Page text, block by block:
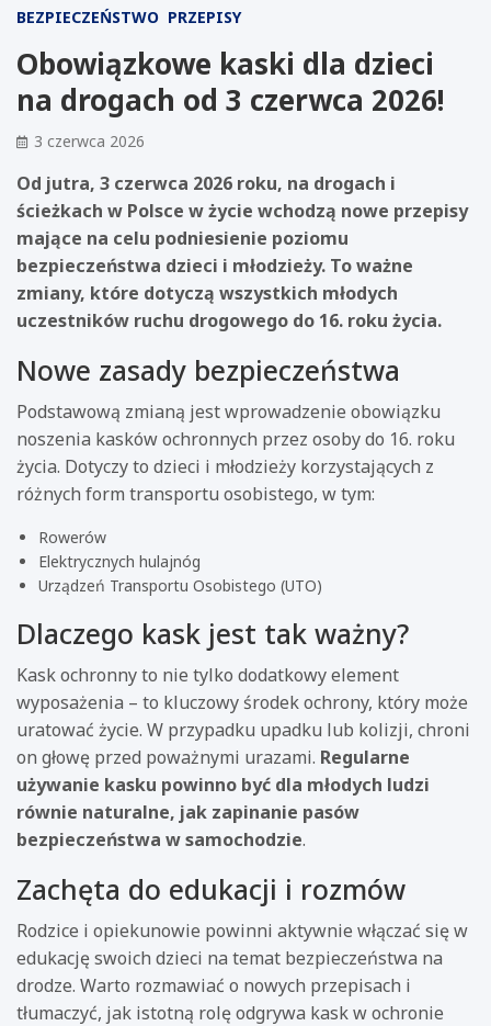
BEZPIECZEŃSTWO PRZEPISY
Obowiązkowe kaski dla dzieci
na drogach od 3 czerwca 2026!
3 czerwca 2026
Od jutra, 3 czerwca 2026 roku, na drogach i
ścieżkach w Polsce w życie wchodzą nowe przepisy
mające na celu podniesienie poziomu
bezpieczeństwa dzieci i młodzieży. To ważne
zmiany, które dotyczą wszystkich młodych
uczestników ruchu drogowego do 16. roku życia.
Nowe zasady bezpieczeństwa
Podstawową zmianą jest wprowadzenie obowiązku
noszenia kasków ochronnych przez osoby do 16. roku
życia. Dotyczy to dzieci i młodzieży korzystających z
różnych form transportu osobistego, w tym:
Rowerów
Elektrycznych hulajnóg
Urządzeń Transportu Osobistego (UTO)
Dlaczego kask jest tak ważny?
Kask ochronny to nie tylko dodatkowy element
wyposażenia – to kluczowy środek ochrony, który może
uratować życie. W przypadku upadku lub kolizji, chroni
on głowę przed poważnymi urazami. Regularne
używanie kasku powinno być dla młodych ludzi
równie naturalne, jak zapinanie pasów
bezpieczeństwa w samochodzie.
Zachęta do edukacji i rozmów
Rodzice i opiekunowie powinni aktywnie włączać się w
edukację swoich dzieci na temat bezpieczeństwa na
drodze. Warto rozmawiać o nowych przepisach i
tłumaczyć, jak istotną rolę odgrywa kask w ochronie